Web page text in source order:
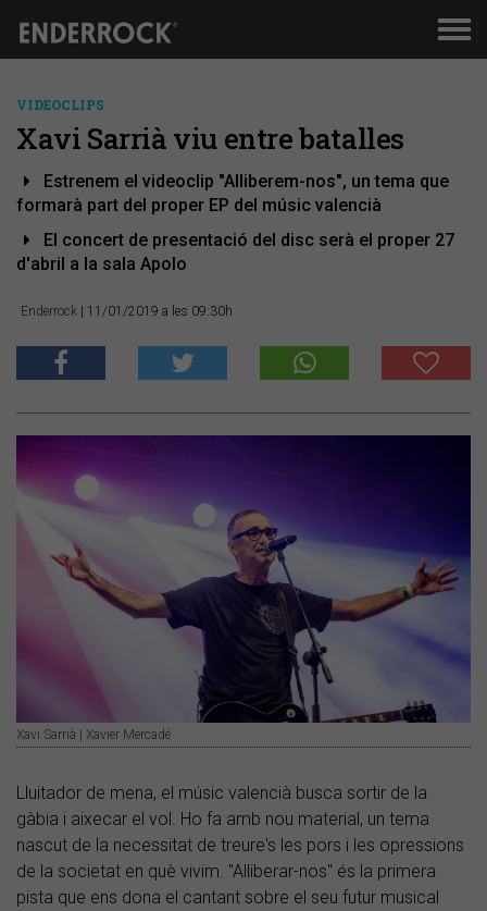
VIDEOCLIPS
Xavi Sarrià viu entre batalles
Estrenem el videoclip "Alliberem-nos", un tema que
formarà part del proper EP del músic valencià
El concert de presentació del disc serà el proper 27
d'abril a la sala Apolo
Enderrock | 11/01/2019 a les 09:30h
Xavi Sarrià | Xavier Mercadé
Lluitador de mena, el músic valencià busca sortir de la
gàbia i aixecar el vol. Ho fa amb nou material, un tema
nascut de la necessitat de treure's les pors i les opressions
de la societat en què vivim. "Alliberar-nos" és la primera
pista que ens dona el cantant sobre el seu futur musical